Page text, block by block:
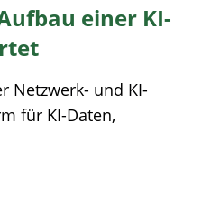
einer KI-
Netzwerk- und KI-
für KI-Daten,